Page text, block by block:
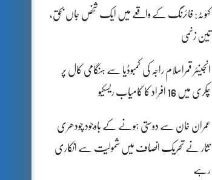
کہوٹہ: فائرنگ کے واقعے میں ایک شخص جاں بحق،
تین زخمی
انجینئر قمراسلام راجہ کی کمبوڈیا سے ہنگامی کال پر
چکری میں 16 افراد کا کامیاب ریسکیو
عمران خان سے دوستی ہونے کے باوجود چودھری
نثار نے تحریک انصاف میں شمولیت سے انکاری
رہے